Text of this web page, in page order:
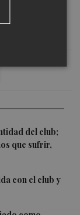
del club;
que sufrir,
con el club y
de